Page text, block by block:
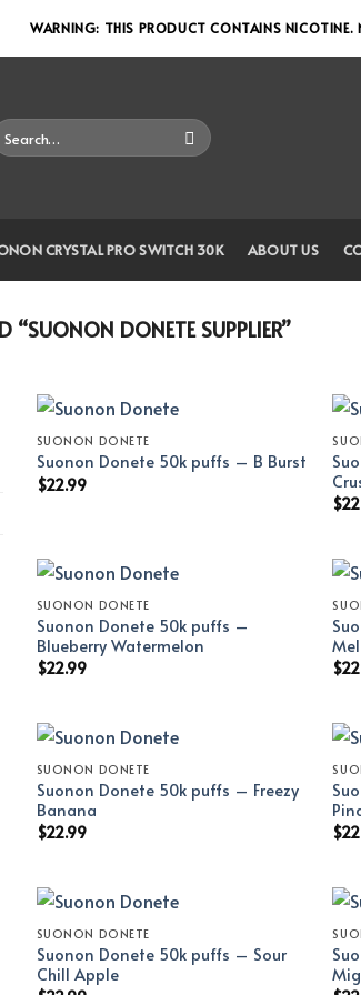
WARNING: THIS PRODUCT CONTAINS NICOTINE.
CRYSTAL PRO SWITCH 30K ABOUT US
“SUONON DONETE SUPPLIER”
SUONON DONETE
Suonon Donete 50k puffs – B Burst
$22.99
$
SUONON DONETE
Suonon Donete 50k puffs –
Blueberry Watermelon
$22.99
$
SUONON DONETE
Suonon Donete 50k puffs – Freezy
Banana
$22.99
$
SUONON DONETE
Suonon Donete 50k puffs – Sour
Chill Apple